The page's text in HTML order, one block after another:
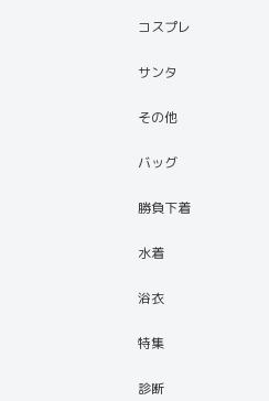
コスプレ
サンタ
その他
バッグ
勝負下着
水着
浴衣
特集
診断